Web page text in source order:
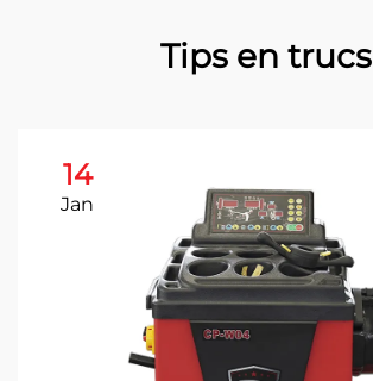
Tips en trucs
14
Jan